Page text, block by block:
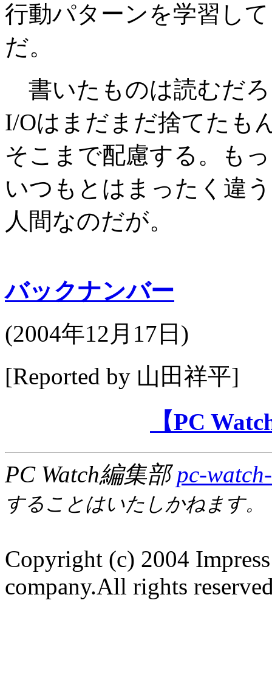
行動パターンを学習し
だ。
書いたものは読むだ
I/Oはまだまだ捨てたも
そこまで配慮する。も
いつもとはまったく違
人間なのだが。
バックナンバー
(2004年12月17日 )
[Reported by 山田祥平]
【PC
PC Watch編集部pc-
することはいたしかねます。
Copyright (c) 2004
company.All rights